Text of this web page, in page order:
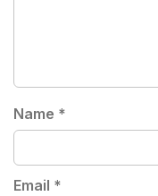
Name *
Email *